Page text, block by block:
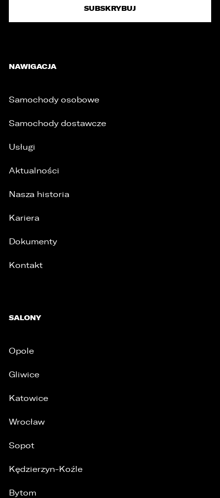
NAWIGACJA
Samochody osobowe
Samochody dostawcze
Usługi
Aktualności
Nasza historia
Kariera
Dokumenty
Kontakt
SALONY
Opole
Gliwice
Katowice
Wrocław
Sopot
Kędzierzyn-Koźle
Bytom